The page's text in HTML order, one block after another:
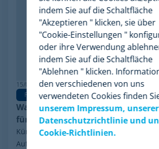
15/06/2026
Pricing Software
Warum Minderest die beste Wiser
für Pricing Intelligence ist
Kürzlich sorgte eine Entwicklung in der
Aufsehen: das finanzielle
indem Sie auf die Schaltfläche
"Akzeptieren " klicken, sie über
"Cookie-Einstellungen "
oder ihre Verwendung
indem Sie auf die Schaltfläche
"Ablehnen " klicken.
den verschiedenen von uns
verwendeten Cookies finden
unserem Impressum, unserer
Datenschutzrichtlinie und
Cookie-Richtlinien.